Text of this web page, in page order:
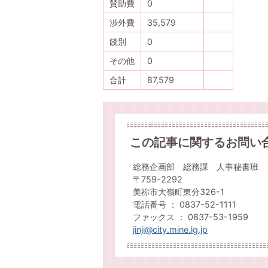
賛助費
0
渉外費
35,579
餞別
0
その他
0
合計
87,579
この記事に関するお問い
総務企画部 総務課 人事秘書班
〒759-2292
美祢市大嶺町東分326-1
電話番号 ： 0837-52-1111
ファックス ： 0837-53-1959
jinji@city.mine.lg.jp